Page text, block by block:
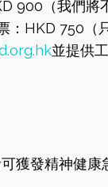
900（我們將
：HKD 750（
並提供
獲發精神健康